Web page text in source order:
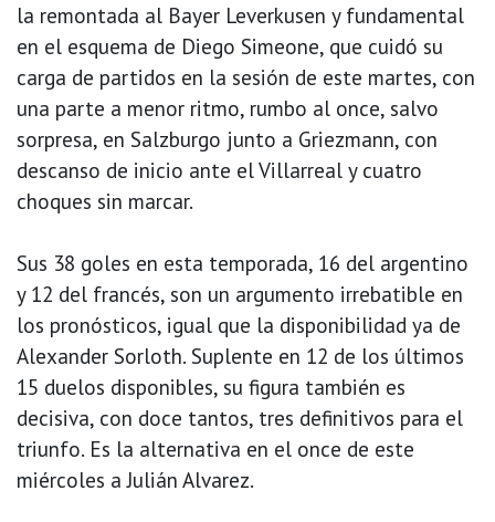
la remontada al Bayer Leverkusen y fundamental
en el esquema de Diego Simeone, que cuidó su
carga de partidos en la sesión de este martes, con
una parte a menor ritmo, rumbo al once, salvo
sorpresa, en Salzburgo junto a Griezmann, con
descanso de inicio ante el Villarreal y cuatro
choques sin marcar.
Sus 38 goles en esta temporada, 16 del argentino
y 12 del francés, son un argumento irrebatible en
los pronósticos, igual que la disponibilidad ya de
Alexander Sorloth. Suplente en 12 de los últimos
15 duelos disponibles, su figura también es
decisiva, con doce tantos, tres definitivos para el
triunfo. Es la alternativa en el once de este
miércoles a Julián Alvarez.